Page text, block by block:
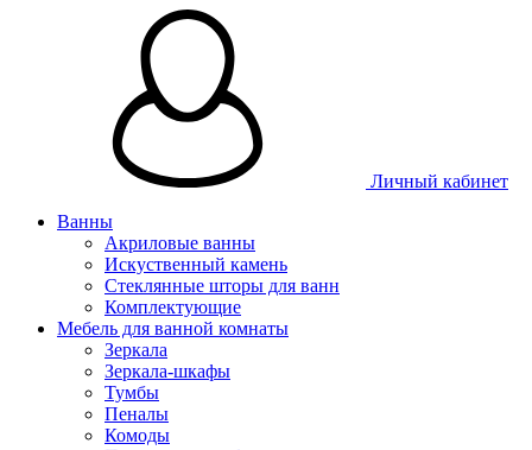
Личный кабинет
Ванны
Акриловые ванны
Искуственный камень
Стеклянные шторы для ванн
Комплектующие
Мебель для ванной комнаты
Зеркала
Зеркала-шкафы
Тумбы
Пеналы
Комоды